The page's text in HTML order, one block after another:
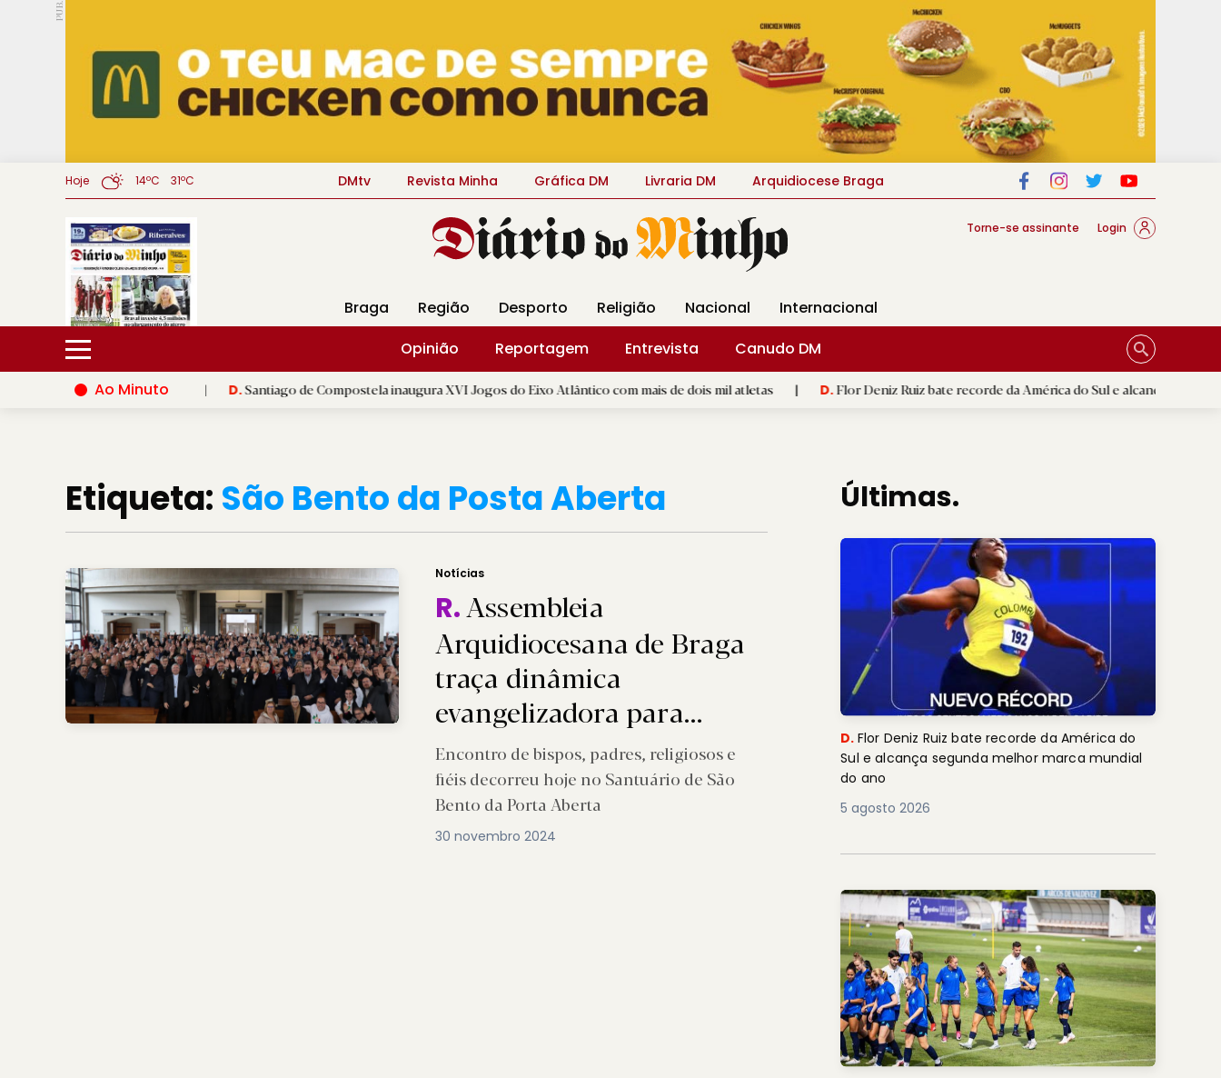
PUB.
Hoje 14ºC 31ºC DMtv Revista Minha Gráfica DM Livraria DM Arquidiocese Braga
Torne-se assinante Login
Braga Região Desporto Religião Nacional
Internacional
Opinião
Reportagem Entrevista
Canudo DM
Ao Minuto
da moda | D.Santiago de Compostela inaugura XVI Jogos do Eixo Atlântico com mais de dois mil atletas | D.Flor Deniz Ruiz bate recorde da América do Sul e alcança segunda melhor marca
Etiqueta: São Bento da Posta Aberta
Notícias
R.Assembleia
Arquidiocesana de Braga
traça dinâmica
evangelizadora para
jubileu 2025
Encontro de bispos, padres, religiosos e
fiéis decorreu hoje no Santuário de São
Bento da Porta Aberta
30 novembro 2024
Últimas.
D. Flor Deniz Ruiz bate recorde da América do
Sul e alcança segunda melhor marca mundial
do ano
5 agosto 2026